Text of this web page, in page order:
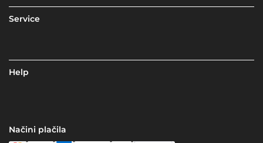
Service
Help
Načini plačila